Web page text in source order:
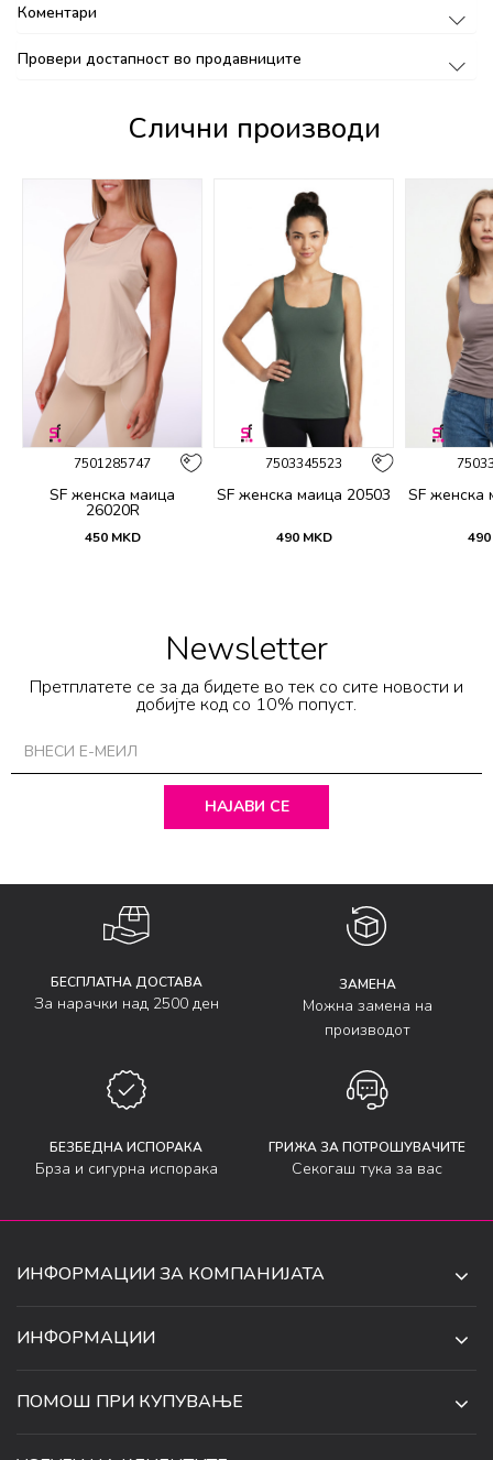
Коментари
Провери достапност во продавниците
Слични производи
7501285747
SF женска маица
26020R
450 MKD
7503345523
SF женска маица 20503
490 MKD
SF женска
490
Newsletter
Претплатете се за да бидете во тек со сите новости и
добијте код со 10% попуст.
НАЈАВИ СЕ
БЕСПЛАТНА ДОСТАВА
За нарачки над 2500 ден
ЗАМЕНА
Можна замена на
производот
БЕЗБЕДНА ИСПОРАКА
Брза и сигурна испорака
ГРИЖА ЗА ПОТРОШУВАЧИТЕ
Секогаш тука за вас
ИНФОРМАЦИИ ЗА КОМПАНИЈАТА
СКОПЈЕ, МАКЕДОНИЈА
ИНФОРМАЦИИ
ПОМОШ ПРИ КУПУВАЊЕ